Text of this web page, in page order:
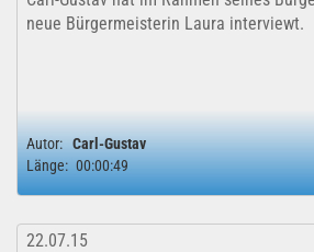
neue Bürgermeisterin Laura interviewt.
Autor: Carl-Gustav
Länge: 00:00:49
22.07.15